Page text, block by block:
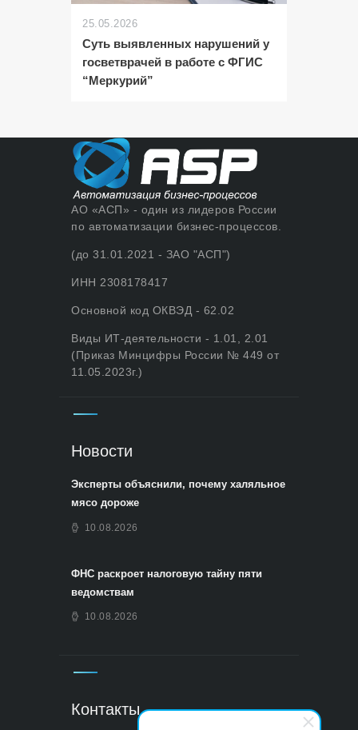
25.05.2026
Суть выявленных нарушений у
госветврачей в работе с ФГИС
“Меркурий”
АО «АСП» - один из лидеров России
по автоматизации бизнес-процессов.
(до 31.01.2021 - ЗАО "АСП")
ИНН 2308178417
Основной код ОКВЭД - 62.02
Виды ИТ-деятельности - 1.01, 2.01
(Приказ Минцифры России № 449 от
11.05.2023г.)
Новости
Эксперты объяснили, почему халяльное
мясо дороже
10.08.2026
ФНС раскроет налоговую тайну пяти
ведомствам
10.08.2026
Контакты